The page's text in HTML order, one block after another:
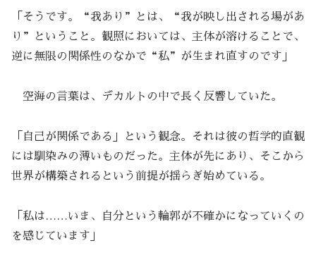
「そうです。“我あり”とは、“我が映し出される場があ
り”ということ。観照においては、主体が溶けることで、
逆に無限の関係性のなかで“私”が生まれ直すのです」
空海の言葉は、デカルトの中で長く反響していた。
「自己が関係である」という観念。それは彼の哲学的直観
には馴染みの薄いものだった。主体が先にあり、そこから
世界が構築されるという前提が揺らぎ始めている。
「私は……いま、自分という輪郭が不確かになっていくの
を感じています」